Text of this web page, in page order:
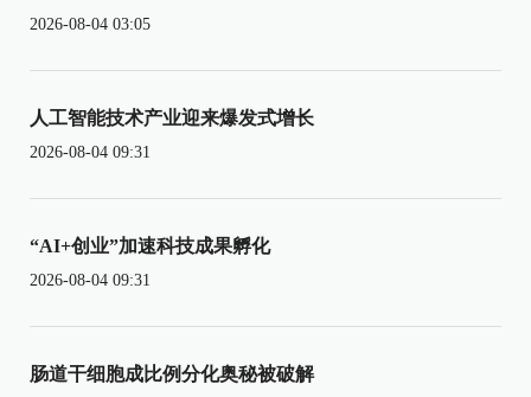
2026-08-04 03:05
人工智能技术产业迎来爆发式增长
2026-08-04 09:31
“AI+创业”加速科技成果孵化
2026-08-04 09:31
肠道干细胞成比例分化奥秘被破解